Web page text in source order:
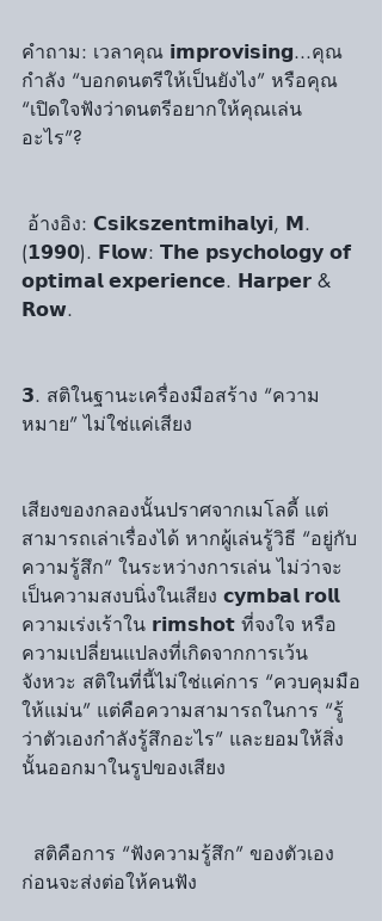
คำถาม: เวลาคุณ 𝗶𝗺𝗽𝗿𝗼𝘃𝗶𝘀𝗶𝗻𝗴...คุณ
กำลัง “บอกดนตรีให้เป็นยังไง” หรือคุณ
“เปิดใจฟังว่าดนตรีอยากให้คุณเล่น
อะไร”?
(𝟭𝟵𝟵𝟬). 𝗙𝗹𝗼𝘄: 𝗧𝗵𝗲 𝗽𝘀𝘆𝗰𝗵𝗼𝗹𝗼𝗴𝘆 𝗼𝗳
𝗼𝗽𝘁𝗶𝗺𝗮𝗹 𝗲𝘅𝗽𝗲𝗿𝗶𝗲𝗻𝗰𝗲. 𝗛𝗮𝗿𝗽𝗲𝗿 &
𝗥𝗼𝘄.
𝟯. สติในฐานะเครื่องมือสร้าง “ความ
หมาย” ไม่ใช่แค่เสียง
เสียงของกลองนั้นปราศจากเมโลดี้ แต่
สามารถเล่าเรื่องได้ หากผู้เล่นรู้วิธี “อยู่กับ
ความรู้สึก” ในระหว่างการเล่น ไม่ว่าจะ
เป็นความสงบนิ่งในเสียง 𝗰𝘆𝗺𝗯𝗮𝗹 𝗿𝗼𝗹𝗹
ความเร่งเร้าใน 𝗿𝗶𝗺𝘀𝗵𝗼𝘁 ที่จงใจ หรือ
ความเปลี่ยนแปลงที่เกิดจากการเว้น
จังหวะ สติในที่นี้ไม่ใช่แค่การ “ควบคุมมือ
ให้แม่น” แต่คือความสามารถในการ “รู้
ว่าตัวเองกำลังรู้สึกอะไร” และยอมให้สิ่ง
นั้นออกมาในรูปของเสียง
สติคือการ “ฟังความรู้สึก” ของตัวเอง
ก่อนจะส่งต่อให้คนฟัง